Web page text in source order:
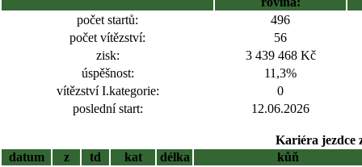
počet startů:
496
počet vítězství:
56
zisk:
3 439 468 Kč
úspěšnost:
11,3%
vítězství I.kategorie:
0
poslední start:
12.06.2026
Kariéra jezdce
datum
z td kat délka
kůň